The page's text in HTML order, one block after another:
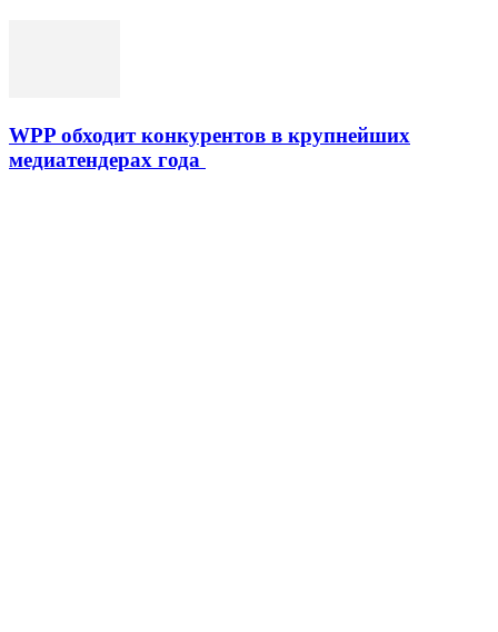
WPP обходит конкурентов в крупнейших
медиатендерах года